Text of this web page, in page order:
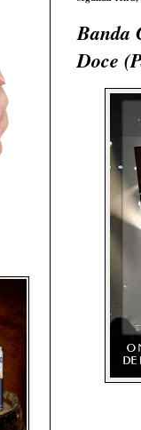
Banda
Doce